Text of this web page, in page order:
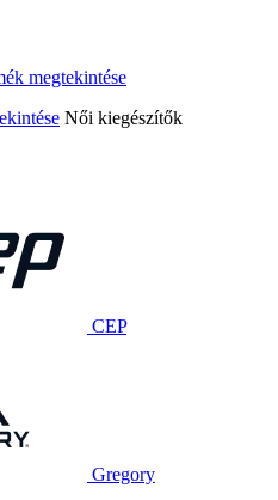
Női kiegészítők
CEP
Gregory